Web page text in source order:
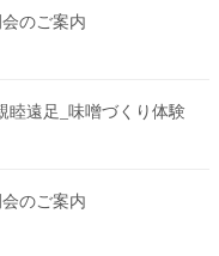
会のご案内
睦遠足_味噌づくり体験
会のご案内